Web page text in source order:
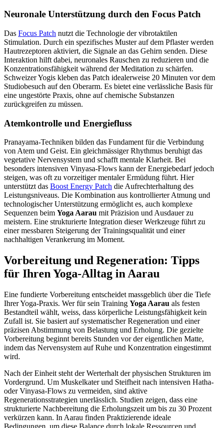
Neuronale Unterstützung durch den Focus Patch
Das Focus Patch nutzt die Technologie der vibrotaktilen
Stimulation. Durch ein spezifisches Muster auf dem Pflaster werden
Hautrezeptoren aktiviert, die Signale an das Gehirn senden. Diese
Interaktion hilft dabei, neuronales Rauschen zu reduzieren und die
Konzentrationsfähigkeit während der Meditation zu schärfen.
Schweizer Yogis kleben das Patch idealerweise 20 Minuten vor dem
Studiobesuch auf den Oberarm. Es bietet eine verlässliche Basis für
eine ungestörte Praxis, ohne auf chemische Substanzen
zurückgreifen zu müssen.
Atemkontrolle und Energiefluss
Pranayama-Techniken bilden das Fundament für die Verbindung
von Atem und Geist. Ein gleichmässiger Rhythmus beruhigt das
vegetative Nervensystem und schafft mentale Klarheit. Bei
besonders intensiven Vinyasa-Flows kann der Energiebedarf jedoch
steigen, was oft zu vorzeitiger mentaler Ermüdung führt. Hier
unterstützt das Boost Energy Patch die Aufrechterhaltung des
Leistungsniveaus. Die Kombination aus kontrollierter Atmung und
technologischer Unterstützung ermöglicht es, auch komplexe
Sequenzen beim Yoga Aarau mit Präzision und Ausdauer zu
meistern. Eine strukturierte Integration dieser Werkzeuge führt zu
einer messbaren Steigerung der Trainingsqualität und einer
nachhaltigen Verankerung im Moment.
Vorbereitung und Regeneration: Tipps
für Ihren Yoga-Alltag in Aarau
Eine fundierte Vorbereitung entscheidet massgeblich über die Tiefe
Ihrer Yoga-Praxis. Wer für sein Training Yoga Aarau als festen
Bestandteil wählt, weiss, dass körperliche Leistungsfähigkeit kein
Zufall ist. Sie basiert auf systematischer Regeneration und einer
präzisen Abstimmung von Belastung und Erholung. Die gezielte
Vorbereitung beginnt bereits Stunden vor der eigentlichen Matte,
indem das Nervensystem auf Ruhe und Konzentration eingestimmt
wird.
Nach der Einheit steht der Werterhalt der physischen Strukturen im
Vordergrund. Um Muskelkater und Steifheit nach intensiven Hatha-
oder Vinyasa-Flows zu vermeiden, sind aktive
Regenerationsstrategien unerlässlich. Studien zeigen, dass eine
strukturierte Nachbereitung die Erholungszeit um bis zu 30 Prozent
verkürzen kann. In Aarau finden Praktizierende ideale